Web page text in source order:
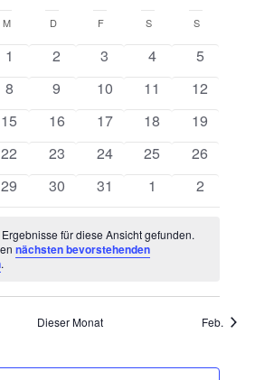
und
MMITTWOCH
D DONNERSTAG
F FREITAGSSAMSTAG
SSONNTAG
0
Veranstaltungen
1
0
Veranstaltungen
2
0
Veranstaltungen
3
0
Veranstaltungen
4
0
5
0
Veranstaltungen
8
0
Veranstaltungen
9
0
Veranstaltungen
10
0
Veranstaltungen
11
0
12
0
Veranstaltungen
15
0
Veranstaltungen
16
0
Veranstaltungen
17
0
Veranstaltungen
18
0
19
0
Veranstaltungen
22
0
Veranstaltungen
23
0
Veranstaltungen
24
0
Veranstaltungen
25
0
26
0
Veranstaltungen
29
0
Veranstaltungen
30
0
Veranstaltungen
31
0
Veranstaltungen
1
0
2
für diese Ansicht gefunden.
nächsten bevorstehenden
.
Dieser Monat Feb.